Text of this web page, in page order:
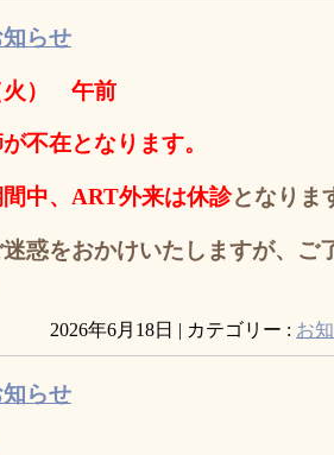
らせ
火） 午前
不在となります。
中、ART外来は休診となりま
惑をおかけいたしますが、 ご
2026年6月18日 | カテゴリー : お
らせ